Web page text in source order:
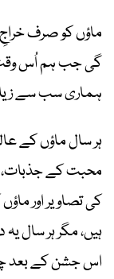
ماؤں کو صرف
گی جب ہم اُس
ہماری سب سے
ہر سال ماؤں کے
محبت کے جذبات،
کی تصاویر اور
ہیں، مگر ہر سال
اس جشن کے بعد